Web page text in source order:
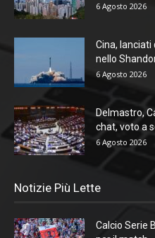
6 Agosto 2026
Cina,
nello
6 Agosto 2026
Delmastro,
chat, voto a
6 Agosto 2026
Notizie Più Lette
Calcio Serie